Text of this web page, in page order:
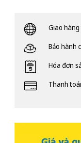
Giao
Bảo hành
Hóa đơn
Thanh